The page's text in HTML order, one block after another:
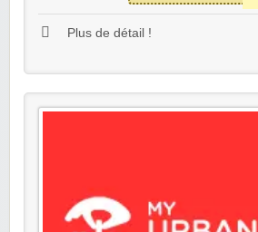
Plus de détail !